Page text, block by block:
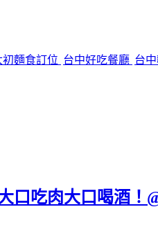
初麵食訂位 台中好吃餐廳 台
口吃肉大口喝酒！